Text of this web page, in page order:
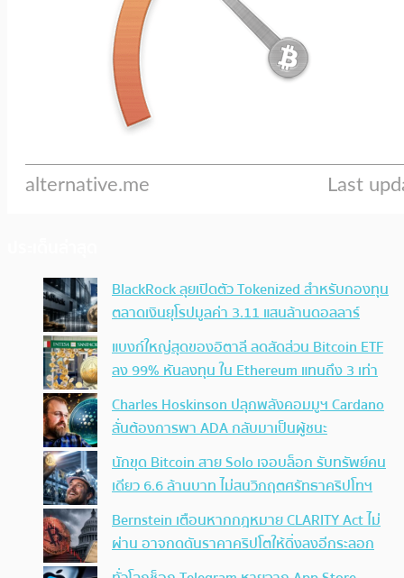
BlackRock ลุยเปิดตัว Tokenized สำหรับกองทุน
ตลาดเงินยุโรปมูลค่า 3.11 แสนล้านดอลลาร์
แบงก์ใหญ่สุดของอิตาลี ลดสัดส่วน Bitcoin ETF
ลง 99% หันลงทุน ใน Ethereum แทนถึง 3 เท่า
Charles Hoskinson ปลุกพลังคอมมูฯ Cardano
ลั่นต้องการพา ADA กลับมาเป็นผู้ชนะ
นักขุด Bitcoin สาย Solo เจอบล็อก รับทรัพย์คน
เดียว 6.6 ล้านบาท ไม่สนวิกฤตศรัทธาคริปโทฯ
Bernstein เตือนหากกฎหมาย CLARITY Act ไม่
ผ่าน อาจกดดันราคาคริปโตให้ดิ่งลงอีกระลอก